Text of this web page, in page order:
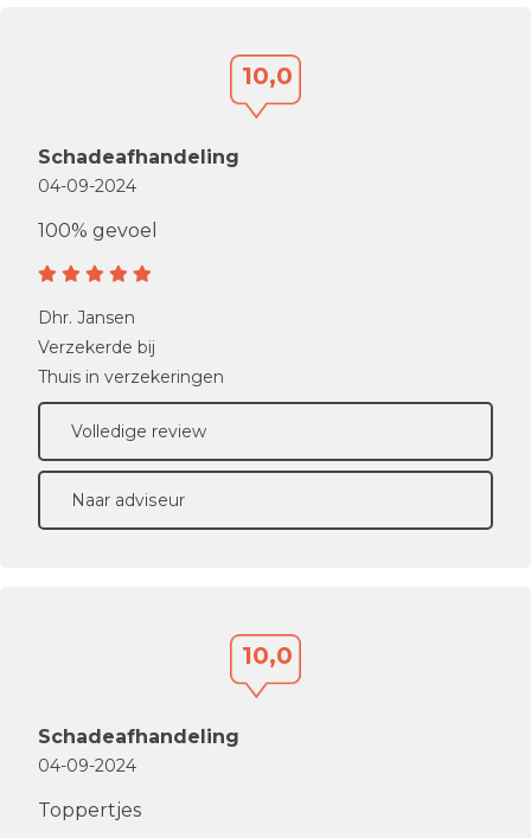
10,0
Schadeafhandeling
04-09-2024
100% gevoel
Dhr. Jansen
Verzekerde bij
Thuis in verzekeringen
Volledige review
Naar adviseur
10,0
Schadeafhandeling
04-09-2024
Toppertjes